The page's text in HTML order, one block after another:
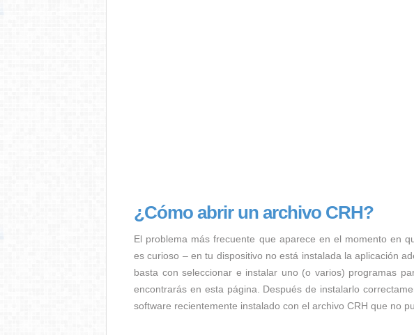
¿Cómo abrir un archivo CRH?
El problema más frecuente que aparece en el momento en
es curioso – en tu dispositivo no está instalada la aplicación
basta con seleccionar e instalar uno (o varios) programas
encontrarás en esta página. Después de instalarlo
software recientemente instalado con el archivo CRH que no